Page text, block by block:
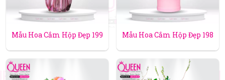
Mẫu Hoa Cắm Hộp Đẹp 199 Mẫu Hoa Cắm Hộp Đẹp 198